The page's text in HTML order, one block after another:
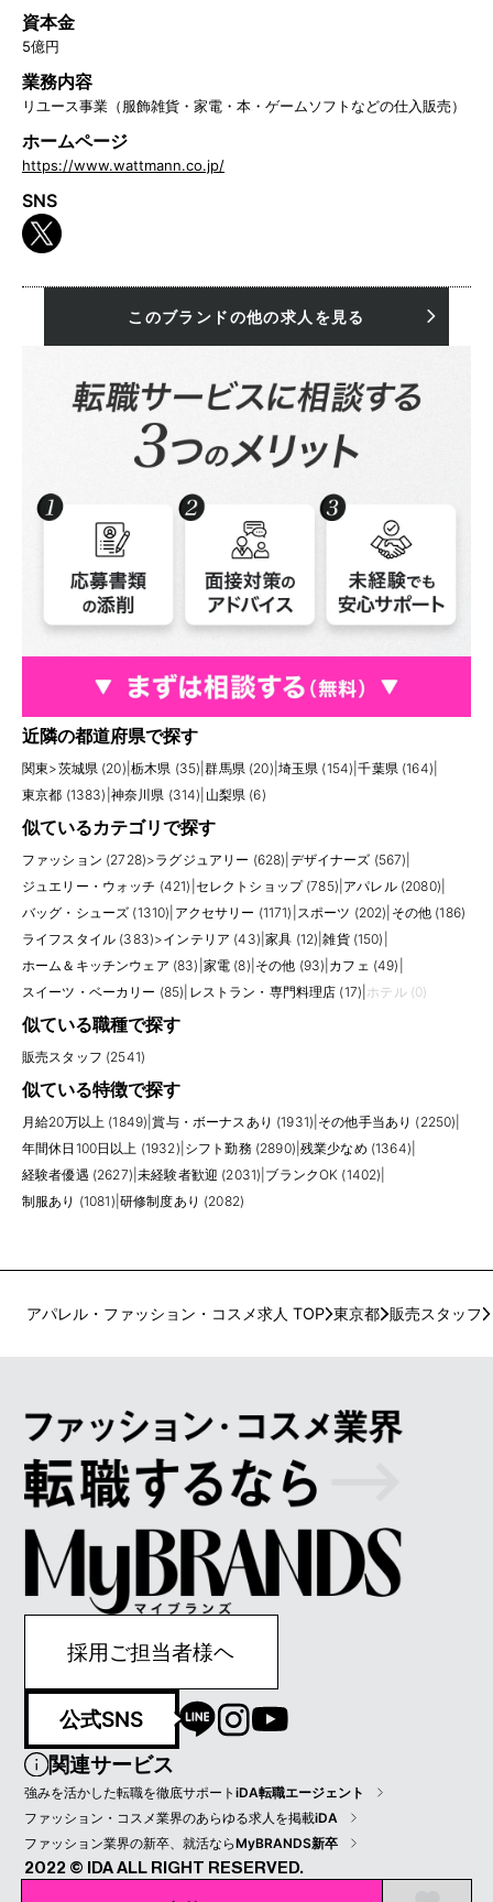
資本金
5億円
業務内容
リユース事業（服飾雑貨・家電・本・ゲームソフトなどの仕入販売）
ホームページ
https://www.wattmann.co.jp/
SNS
このブランドの他の求人を見る
近隣の都道府県で探す
関東>茨城県 (20) 栃木県 (35) |群馬県 (20) 埼玉県 (154) |千葉県 (164)
東京都 (1383) 神奈川県 (314) 山梨県 (6)
似ているカテゴリで探す
ファッション (2728)>ラグジュアリー (628) デザイナーズ (567)
ジュエリー・ウォッチ (421) セレクトショップ (785) アパレル (2080)
バッグ・シューズ (1310) アクセサリー (1171) スポーツ (202) その他 (186)
ライフスタイル (383)>インテリア (43) |家具 (12) |雑貨 (150)
ホーム＆キッチンウェア (83) 家電 (8) その他 (93) カフェ (49)
スイーツ・ベーカリー (85) レストラン・専門料理店 (17) ホテル (0)
似ている職種で探す
販売スタッフ (2541)
似ている特徴で探す
月給20万以上 (1849) |賞与・ボーナスあり (1931) その他手当あり (2250)
年間休日100日以上 (1932) シフト勤務 (2890) 残業少なめ (1364)
経験者優遇 (2627) |未経験者歓迎 (2031) ブランクOK (1402)
制服あり (1081) 研修制度あり (2082)
アパレル・ファッション・コスメ求人 TOP 東京都 販売スタッフ
採用ご担当者様ヘ
公式SNS
関連サービス
強みを活かした転職を徹底サポートiDA転職エージェント
ファッション・コスメ業界のあらゆる求人を掲載iDA
ファッション業界の新卒、就活ならMyBRANDS新卒
2022 © IDA ALL RIGHT RESERVED.